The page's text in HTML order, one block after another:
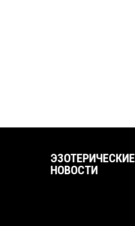
ЭЗОТЕРИЧЕСКИЕ
НОВОСТИ